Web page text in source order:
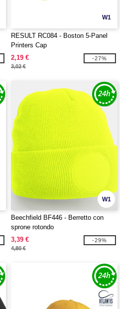
W1
RESULT RC084 - Boston 5-Panel
Printers Cap
2,19 €
3,02 €
-27%
W1
Beechfield BF446 - Berretto con
sprone rotondo
3,39 €
4,80 €
-29%